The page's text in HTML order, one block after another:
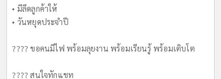
• มีลีดลูกค้าให้
• วันหยุดประจำปี
???? ขอคนมีไฟ พร้อมลุยงาน พร้อมเรียนรู้ พร้อมเติบโต
???? สนใจทักแชท